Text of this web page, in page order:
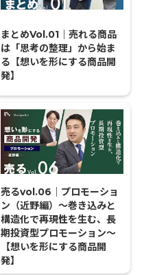
まとめVol.01｜売れる商品
は「思考の整理」から始ま
る【想いを形にする商品開
発】
売るvol.06｜プロモーショ
ン（近野編）〜巻き込みと
構造化で再現性を生む、長
期投資型プロモーション〜
【想いを形にする商品開
発】